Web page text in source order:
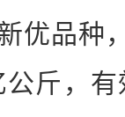
优品种
斤，